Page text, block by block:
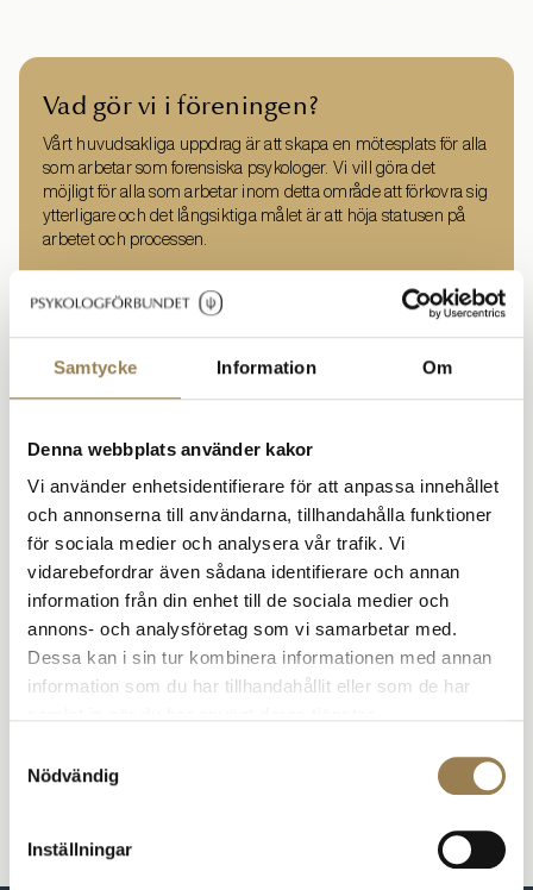
Samtycke Information Om
Denna webbplats använder kakor
Vi använder enhetsidentifierare för att anpassa innehållet
och annonserna till användarna, tillhandahålla funktioner
för sociala medier och analysera vår trafik. Vi
vidarebefordrar även sådana identifierare och annan
information från din enhet till de sociala medier och
annons- och analysföretag som vi samarbetar med.
Dessa kan i sin tur kombinera informationen med annan
information som du har tillhandahållit eller som de har
Nödvändig
Inställningar
Vad gör vi i föreningen?
Vårt huvudsakliga uppdrag är att skapa en mötesplats för alla
som arbetar som forensiska psykologer. Vi vill göra det
möjligt för alla som arbetar inom detta område att förkovra sig
ytterligare och det långsiktiga målet är att höja statusen på
arbetet och processen.
(SFPF)
Psykologförbundet. Du ansöker om medlemskap
Medlemsavgiften är 200 kr/år för yrkesverksamma, 100 kr/år
för studenter, och 100 kr/år för stödmedlemmar.
Medlemskapet ger dig möjlighet att skapa dig ett nätverk
inom detta område, utbyta erfarenheter och vara en del av att
föra fram den unika kunskap som forensiska psykologer
besitter.